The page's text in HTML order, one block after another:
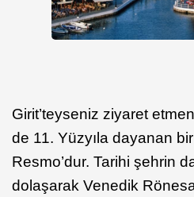
Girit’teyseniz ziyaret
de 11. Yüzyıla dayanan
Resmo’dur. Tarihi şehrin
dolaşarak Venedik